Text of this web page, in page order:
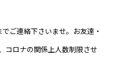
ご連絡下さいませ。お友達・
コロナの関係上人数制限させ